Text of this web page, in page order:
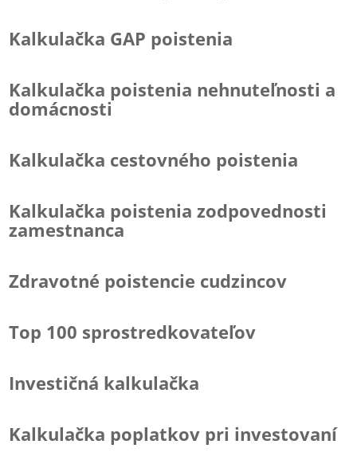
Kalkulačka GAP poistenia
Kalkulačka poistenia nehnuteľnosti a
domácnosti
Kalkulačka cestovného poistenia
Kalkulačka poistenia zodpovednosti
zamestnanca
Zdravotné poistencie cudzincov
Top 100 sprostredkovateľov
Investičná kalkulačka
Kalkulačka poplatkov pri investovaní